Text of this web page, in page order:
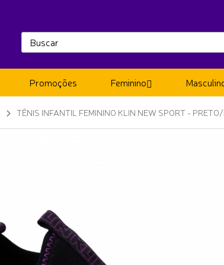
Promoções Feminino
TÊNIS INFANTIL FEMININO KLIN NEW SPORT -